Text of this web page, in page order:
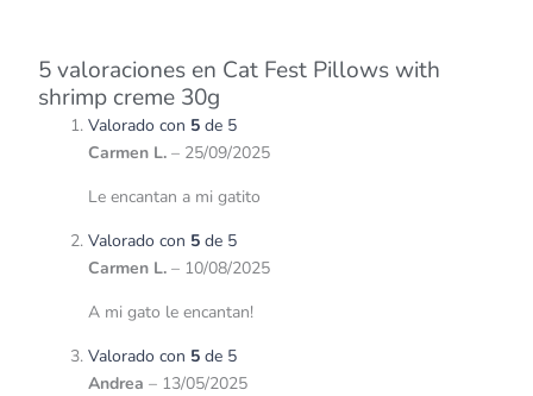
5 valoraciones en Cat Fest Pillows with
shrimp creme 30g
Valorado con 5 de 5
Carmen L. – 25/09/2025
Le encantan a mi gatito
Valorado con 5 de 5
Carmen L. – 10/08/2025
A mi gato le encantan!
Valorado con 5 de 5
Andrea – 13/05/2025